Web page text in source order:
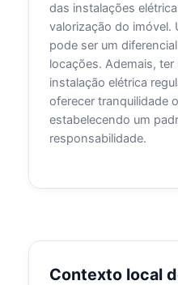
das instalações
valorização do imóvel.
pode ser um
locações. Ademais,
instalação elétrica
oferecer tranquilidade
estabelecendo um
responsabilidade.
Contexto local